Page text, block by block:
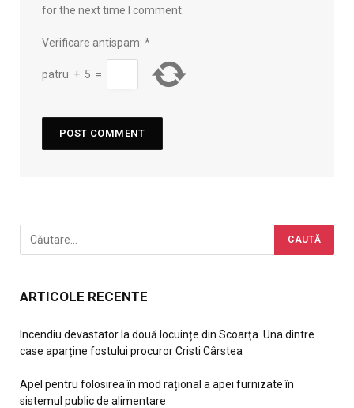
for the next time I comment.
Verificare antispam: *
patru + 5 =
ARTICOLE RECENTE
Incendiu devastator la două locuințe din Scoarța. Una dintre
case aparține fostului procuror Cristi Cârstea
Apel pentru folosirea în mod rațional a apei furnizate în
sistemul public de alimentare